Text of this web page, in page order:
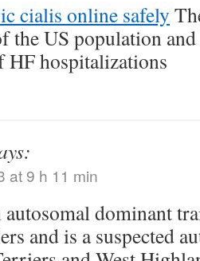
cialis online safely
the US population
HF hospitalizations
at 9 h 11 min
dominant
and is a suspected